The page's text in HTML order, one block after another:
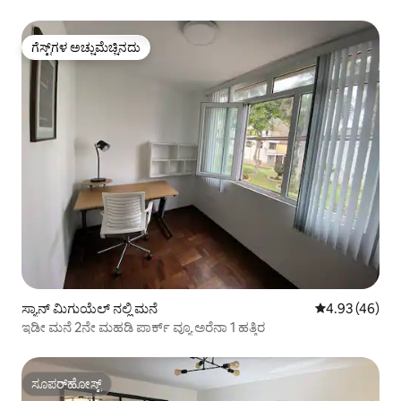
ಗೆಸ್ಟ್‌ಗಳ ಅಚ್ಚುಮೆಚ್ಚಿನದು
ಗೆಸ್ಟ್‌ಗಳ ಅಚ್ಚುಮೆಚ್ಚಿನದು
ಸ್ಯಾನ್ ಮಿಗುಯೆಲ್ ನಲ್ಲಿ ಮನೆ 5 ರಲ್ಲಿ 4.93
4.93 (46)
ಇಡೀ ಮನೆ 2ನೇ ಮಹಡಿ ಪಾರ್ಕ್ ವ್ಯೂ ಅರೆನಾ 1 ಹತ್ತಿರ
ಸೂಪರ್‌ಹೋಸ್ಟ್
ಸೂಪರ್‌ಹೋಸ್ಟ್